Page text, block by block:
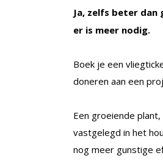
Ja, zelfs beter dan
er is meer nodig.
Boek je een
doneren aan een
Een groeiende
vastgelegd in het
nog meer gunstige